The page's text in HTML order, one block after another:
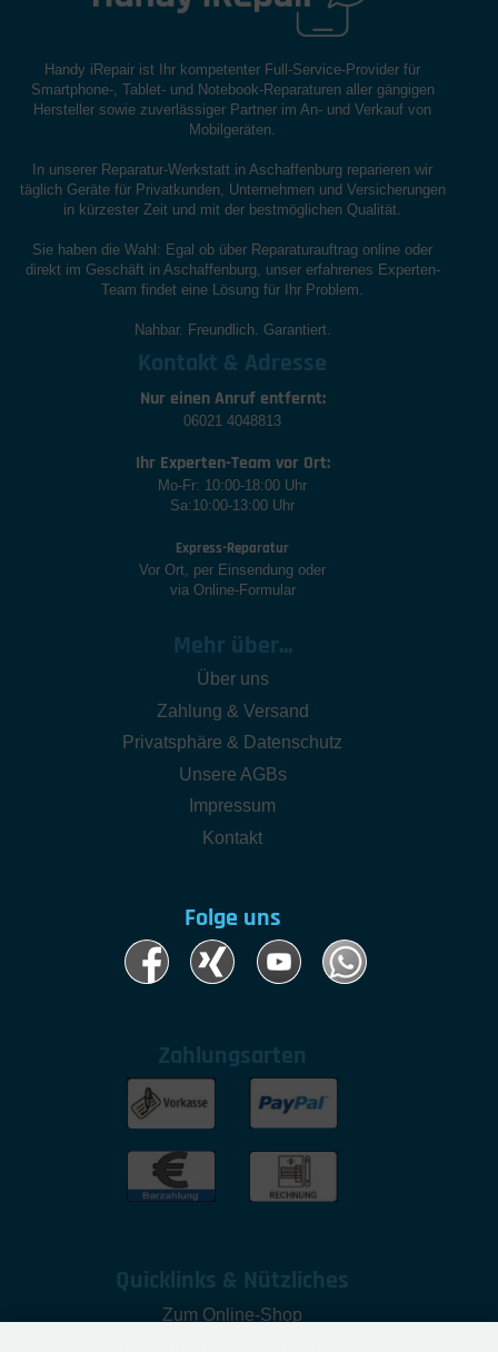
Handy iRepair ist Ihr kompetenter Full-Service-Provider für
Smartphone-, Tablet- und Notebook-Reparaturen aller gängigen
Hersteller sowie zuverlässiger Partner im An- und Verkauf von
Mobilgeräten.
In unserer Reparatur-Werkstatt in Aschaffenburg reparieren wir
täglich Geräte für Privatkunden, Unternehmen und Versicherungen
in kürzester Zeit und mit der bestmöglichen Qualität.
Sie haben die Wahl: Egal ob über Reparaturauftrag online oder
direkt im Geschäft in Aschaffenburg, unser erfahrenes Experten-
Team findet eine Lösung für Ihr Problem.
Nahbar. Freundlich. Garantiert.
Kontakt & Adresse
Nur einen Anruf entfernt:
06021 4048813
Ihr Experten-Team vor Ort:
Mo-Fr: 10:00-18:00 Uhr
Sa:10:00-13:00 Uhr
Express-Reparatur
Vor Ort, per Einsendung oder
via Online-Formular
Mehr über...
Über uns
Zahlung & Versand
Privatsphäre & Datenschutz
Unsere AGBs
Impressum
Kontakt
Folge uns
Zahlungsarten
Quicklinks & Nützliches
Zum Online-Shop